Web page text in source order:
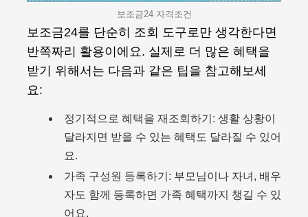
보조금24 자격조건
보조금24를 단순히 조회 도구로만 생각한다면
반쪽짜리 활용이에요. 실제로 더 많은 혜택을
받기 위해서는 다음과 같은 팁을 참고해보세
요:
정기적으로 혜택을 재조회하기: 생활 상황이
달라지면 받을 수 있는 혜택도 달라질 수 있어
요.
가족 구성원 등록하기: 부모님이나 자녀, 배우
자도 함께 등록하면 가족 혜택까지 챙길 수 있
어요.